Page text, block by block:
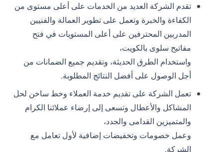
تقدم الشركة العديد من الخدمات على أعلى مستوى من
الكفاءة والخبرة وتعمل على تطوير العمالة والفنيين
المدربين المحترفين على أعلى المستويات في فتح
مفاتيح سلوى بالكويت،
واستخدام الطرق الحديثة، وتقديم جميع الضمانات من
أجل الوصول على أفضل النتائج المطلوبة.
تعمل الشركة على تقديم خدمة العملاء وخط ساخن لحل
المشاكل والأعطال وتسعى إلى إرضاء عملائنا الكرام
والمتميزين القدامى والجدد،
وعمل خصومات وتخفيضات إضافية لأول تعامل مع
الشركة.